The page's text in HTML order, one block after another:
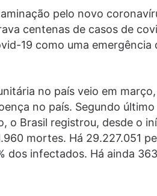
pelo novo
centenas de casos de
19 como uma emergência
no país veio em
no país. Segundo
o Brasil registrou, desde o
mortes. Há 29.227.051
dos infectados. Há ainda